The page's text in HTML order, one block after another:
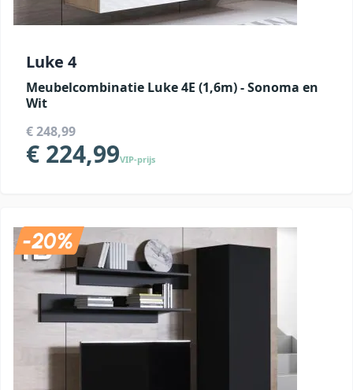
Luke 4
Meubelcombinatie Luke 4E (1,6m) - Sonoma en
Wit
€ 248,99
€ 224,99VIP-prijs